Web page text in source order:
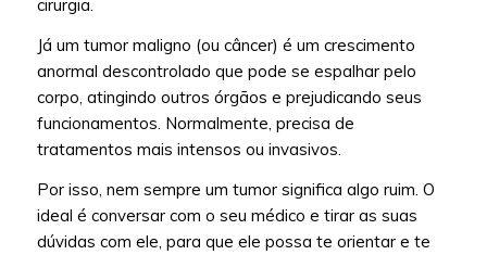
cirurgia.
Já um tumor maligno (ou câncer) é um crescimento
anormal descontrolado que pode se espalhar pelo
corpo, atingindo outros órgãos e prejudicando seus
funcionamentos. Normalmente, precisa de
tratamentos mais intensos ou invasivos.
Por isso, nem sempre um tumor significa algo ruim. O
ideal é conversar com o seu médico e tirar as suas
dúvidas com ele, para que ele possa te orientar e te